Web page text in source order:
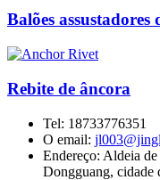
Balões assustadores
Rebite de âncora
Tel: 18733776351
O email:
Endereço: Aldeia de
Dongguang, cidade